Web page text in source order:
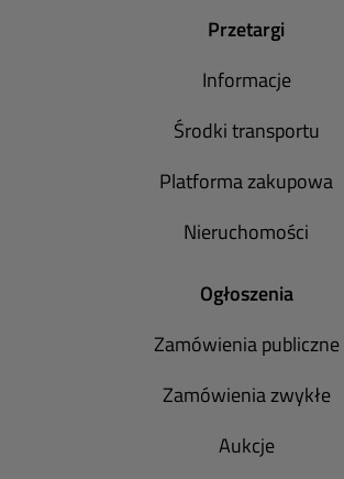
Przetargi
Informacje
Środki transportu
Platforma zakupowa
Nieruchomości
Ogłoszenia
Zamówienia publiczne
Zamówienia zwykłe
Aukcje